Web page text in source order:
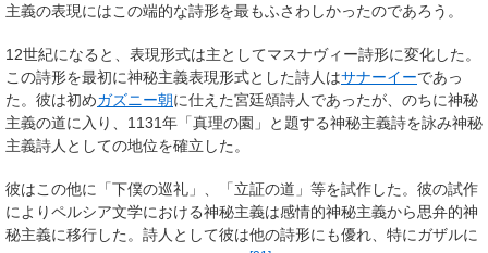
主義の表現にはこの端的な詩形を最もふさわしかったのであろう。
12世紀になると、表現形式は主としてマスナヴィー詩形に変化した。
この詩形を最初に神秘主義表現形式とした詩人はサナーイーであっ
た。彼は初めガズニー朝に仕えた宮廷頌詩人であったが、のちに神秘
主義の道に入り、1131年「真理の園」と題する神秘主義詩を詠み神秘
主義詩人としての地位を確立した。
彼はこの他に「下僕の巡礼」、「立証の道」等を試作した。彼の試作
によりペルシア文学における神秘主義は感情的神秘主義から思弁的神
秘主義に移行した。詩人として彼は他の詩形にも優れ、特にガザルに